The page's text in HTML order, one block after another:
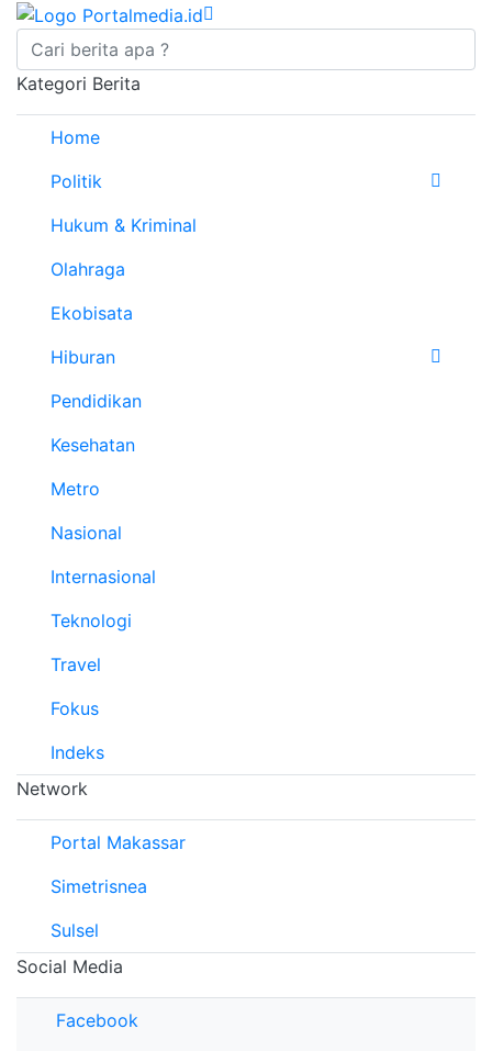
Kategori Berita
Home
Politik
Hukum & Kriminal
Olahraga
Ekobisata
Hiburan
Pendidikan
Kesehatan
Metro
Nasional
Internasional
Teknologi
Travel
Fokus
Indeks
Network
Portal Makassar
Simetrisnea
Sulsel
Social Media
Facebook